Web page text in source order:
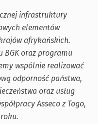
infrastruktury
elementów
afrykańskich.
BGK oraz programu
wspólnie realizować
odporność państwa,
oraz usług
Asseco z Togo,